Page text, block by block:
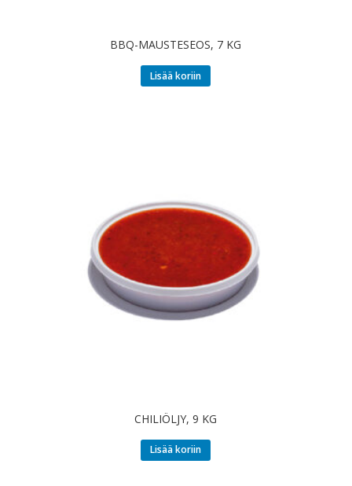
BBQ-MAUSTESEOS, 7 KG
Lisää koriin
CHILIÖLJY, 9 KG
Lisää koriin